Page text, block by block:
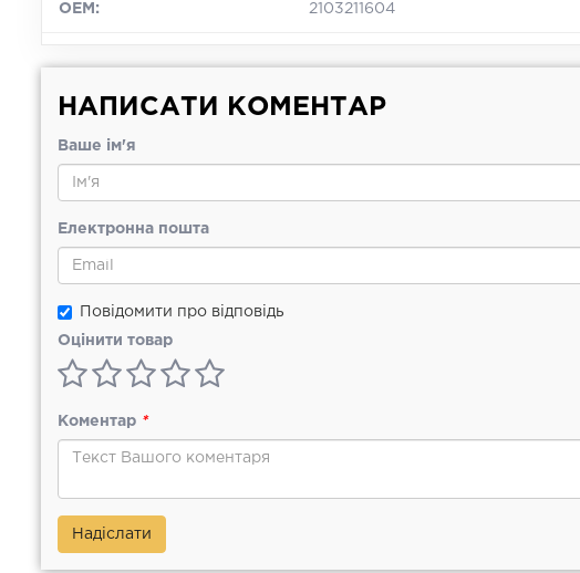
OEM: 2103211604
НАПИСАТИ КОМЕНТАР
Ваше ім'я
Електронна пошта
Повідомити про відповідь
Оцінити товар
Коментар *
Надіслати